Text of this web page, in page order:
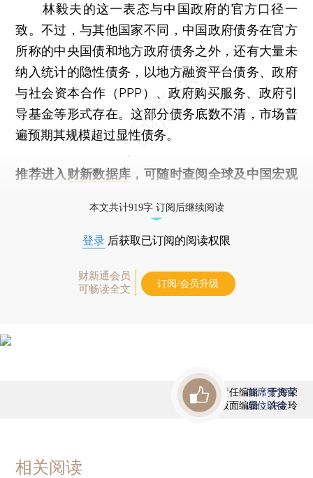
林毅夫的这一表态与中国政府的官方口径一
致。不过，与其他国家不同，中国政府债务在官方
所称的中央国债和地方政府债务之外，还有大量未
纳入统计的隐性债务，以地方融资平台债务、政府
与社会资本合作（PPP）、政府购买服务、政府引
导基金等形式存在。这部分债务底数不清，市场普
遍预期其规模超过显性债务。
推荐进入 财新数据库 ，可随时查阅全球及中国宏观
本文共计919字 订阅后继续阅读
登录 后获取已订阅的阅读权限
财新通会员
可畅读全文
订阅/会员升级
责任编辑：于海荣
版面编辑：许金玲
首席赞赏官
虚位以待
相关阅读